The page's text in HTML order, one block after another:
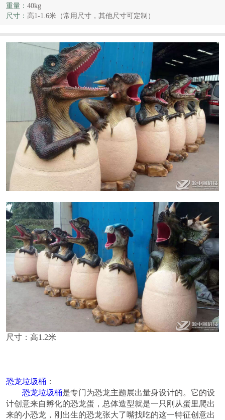
重量： 40kg
尺寸： 高1-1.6米（常用尺寸，其他尺寸可定制）
尺寸：高1.2米
恐龙垃圾桶 ：
恐龙垃圾桶是专门为恐龙主题展出量身设计的。它的设
计创意来自孵化的恐龙蛋，总体造型就是一只刚从蛋里爬出
来的小恐龙，刚出生的恐龙张大了嘴找吃的这一特征创意出